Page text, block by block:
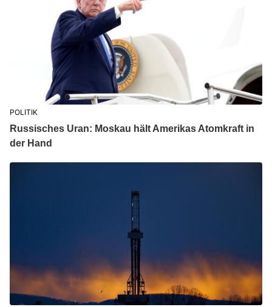
POLITIK
Russisches Uran: Moskau hält Amerikas Atomkraft in
der Hand